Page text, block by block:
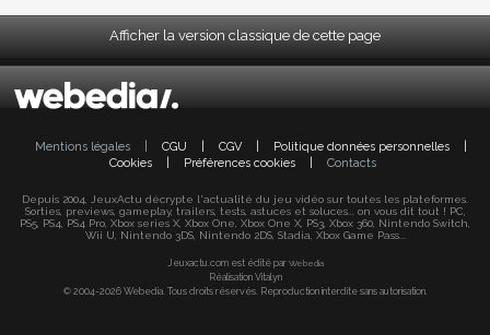
Afficher la version classique de cette page
Mentions légales CGU CGV Politique données personnelles
Cookies
Préférences cookies Contacts
Depuis 2004, JeuxActu décrypte l'actualité du jeu vidéo sur toutes les plateformes.
Sorties, previews, gameplay, trailers, tests, astuces et soluces... on vous dit tout ! PC,
PS5, PS4, PS4 Pro, Xbox series X, Xbox One, Xbox One X, PS3, Xbox 360, Nintendo Switch,
Wii U, Nintendo 3DS, Nintendo 2DS, Stadia, Xbox Game Pass...
Jeuxactu.com est édité par Webedia
Réalisation Vitalyn
© 2004-2026 Webedia. Tous droits réservés. Reproduction interdite sans autorisation.